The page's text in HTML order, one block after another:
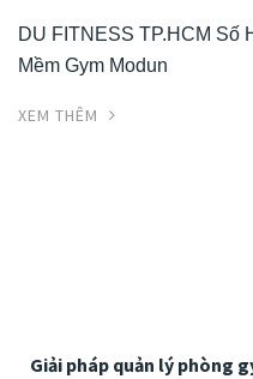
DU FITNESS TP.HCM Số
Mềm Gym Modun
XEM THÊM
Giải pháp quản lý phòng